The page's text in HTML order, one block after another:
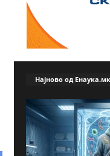
Најново од Енаука.мк